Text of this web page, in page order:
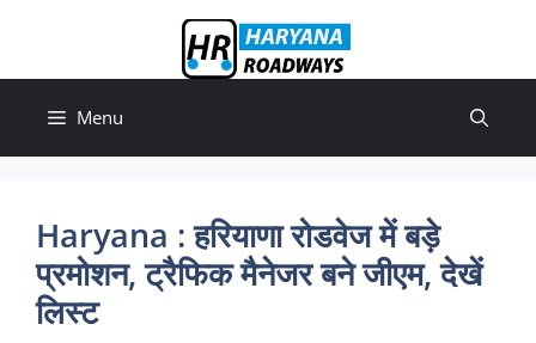
content
Menu
Haryana : हरियाणा रोडवेज में बड़े
प्रमोशन, ट्रैफिक मैनेजर बने जीएम, देखें
लिस्ट